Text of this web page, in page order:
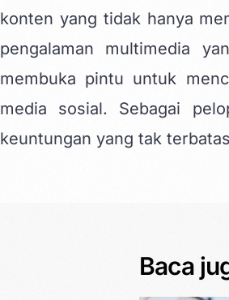
konten yang tidak hanya
pengalaman multimedia
membuka pintu untuk
media sosial. Sebagai
keuntungan yang tak
Baca